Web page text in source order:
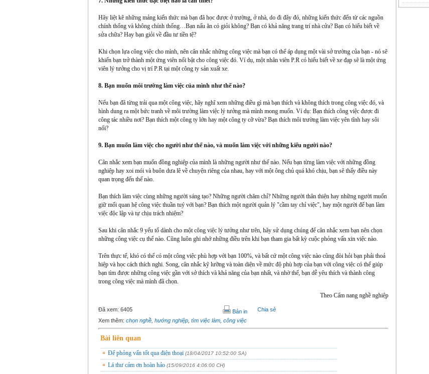
Hãy liệt kê những mảng kiến thức mà bạn đã học được ở trường, ở nhà, do đi đây đó, những kiến thức đến từ các nguồn
chính thống và không chính thống…Bạn nấu ăn có giỏi không? Bạn có khả năng trang trí nhà cửa? Bạn có hiểu biết về
sửa chữa? Hay bạn giỏi về đầu tư tiền tệ?
Khi chọn lựa công việc cho mình, nên cân nhắc những công việc mà bạn có thể áp dụng một vài sở trường của bạn - nó sẽ
khiến bạn trở thành một ứng viên nổi bật cho công việc đó. Ví dụ, một nhân viên P.R có hiểu biết về xe đạp sẽ là một ứng
viên lý tưởng cho vị trí P.R tại một công ty sản xuất xe.
8. Bạn muốn môi trường làm việc của mình như thế nào?
Nếu bạn đã từng trải qua một công việc, hãy nghĩ xem những điều gì mà bạn thích và không thích trong công việc đó, và
hình dung ra một bức tranh về môi trường làm việc lý tưởng mà mình mong muốn. Ví dụ: Bạn thích công việc được đi
công tác nhiều nơi? Bạn thích một công ty lớn hay một công ty cỡ vừa? Bạn thích môi trường làm việc yên tĩnh hay sôi
nổi?
9. Bạn muốn làm việc cho người như thế nào, và muốn làm việc với những kiểu người nào?
Cân nhắc xem bạn muốn đồng nghiệp của mình là những người như thế nào. Nếu bạn từng làm việc với những đồng
nghiệp hay xoi mói và buôn dưa lê về chuyện riêng của nhau, hay với một ông chủ quá khó chịu, bạn sẽ thấy điều này
quan trọng đến thế nào.
Bạn thích làm việc cùng những người sáng tạo? Những người chăm chỉ? Những người thân thiện hay những người muốn
giữ mối quan hệ công việc thuần tuý với bạn? Bạn thích một người quản lý "cầm tay chỉ việc", hay một người để bạn làm
việc độc lập và tự chịu trách nhiệm?
Sau khi cân nhắc 9 yếu tố dành cho một công việc lý tưởng như trên, hãy sử dụng chúng để cân nhắc xem bạn nên chọn
những công việc cụ thể nào. Cũng luôn ghi nhớ những điều trên khi bạn tham gia bất kỳ cuộc phỏng vấn xin việc nào.
Trên thực tế, khó có thể có một công việc phù hợp với bạn 100%, và bất cứ một công việc nào cũng đòi hỏi bạn phải thoả
hiệp và học cách thích nghi. Song, cân nhắc kỹ lưỡng và toàn diện về mức độ phù hợp của bạn với công việc có thể giúp
bạn tìm được những công việc gần với sở thích và khả năng của bạn nhất, và nhờ thế, bạn dễ yêu thích và thành công
trong công việc mà mình đã chọn.
Theo Cẩm nang nghề nghiệp
Đã xem: 6405 Bản in
Chia sẻ
Xem thêm: chọn nghề hướng nghiệp tìm việc làm công việc
Bài liên quan
Để phỏng vấn tốt qua điện thoại (18/04/2017 10:52:00 SA)
Lá thư cảm ơn hoàn hảo (15/09/2016 4:06:00 CH)